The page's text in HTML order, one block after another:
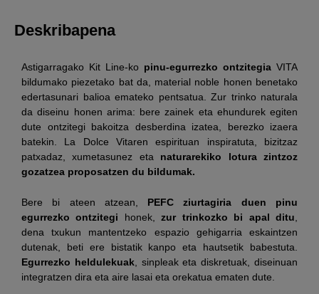
Deskribapena
Astigarragako Kit Line-ko pinu-egurrezko ontzitegia VITA
bildumako piezetako bat da, material noble honen benetako
edertasunari balioa emateko pentsatua. Zur trinko naturala
da diseinu honen arima: bere zainek eta ehundurek egiten
dute ontzitegi bakoitza desberdina izatea, berezko izaera
batekin. La Dolce Vitaren espirituan inspiratuta, bizitzaz
patxadaz, xumetasunez eta naturarekiko lotura zintzoz
gozatzea proposatzen du bildumak.
Bere bi ateen atzean, PEFC ziurtagiria duen pinu
egurrezko ontzitegi honek,zur trinkozko bi apal ditu,
dena txukun mantentzeko espazio gehigarria eskaintzen
dutenak, beti ere bistatik kanpo eta hautsetik babestuta.
Egurrezko heldulekuak, sinpleak eta diskretuak, diseinuan
integratzen dira eta aire lasai eta orekatua ematen dute.